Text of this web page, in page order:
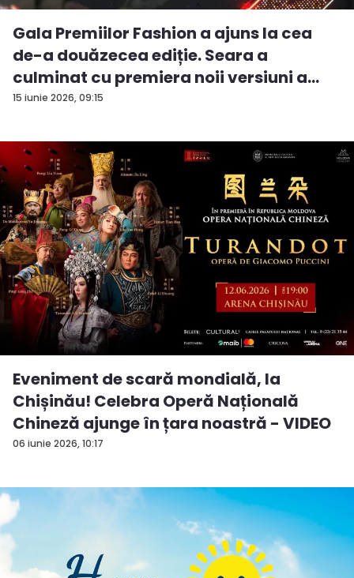
15 iunie 2026, 09:15
Gala Premiilor Fashion a ajuns la cea
de-a douăzecea ediție. Seara a
culminat cu premiera noii versiuni a
pie...
06 iunie 2026, 10:17
Eveniment de scară mondială, la
Chișinău! Celebra Operă Națională
Chineză ajunge în țara noastră - VIDEO